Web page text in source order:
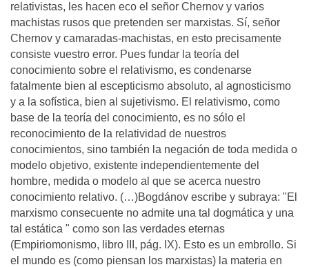
relativistas, les hacen eco el señor Chernov y varios
machistas rusos que pretenden ser marxistas. Sí, señor
Chernov y camaradas-machistas, en esto precisamente
consiste vuestro error. Pues fundar la teoría del
conocimiento sobre el relativismo, es condenarse
fatalmente bien al escepticismo absoluto, al agnosticismo
y a la sofística, bien al sujetivismo. El relativismo, como
base de la teoría del conocimiento, es no sólo el
reconocimiento de la relatividad de nuestros
conocimientos, sino también la negación de toda medida o
modelo objetivo, existente independientemente del
hombre, medida o modelo al que se acerca nuestro
conocimiento relativo. (…)Bogdánov escribe y subraya: "El
marxismo consecuente no admite una tal dogmática y una
tal estática " como son las verdades eternas
(Empiriomonismo, libro III, pág. IX). Esto es un embrollo. Si
el mundo es (como piensan los marxistas) la materia en